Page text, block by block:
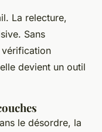
La relecture,
Sans
vérification
devient un outil
le désordre, la